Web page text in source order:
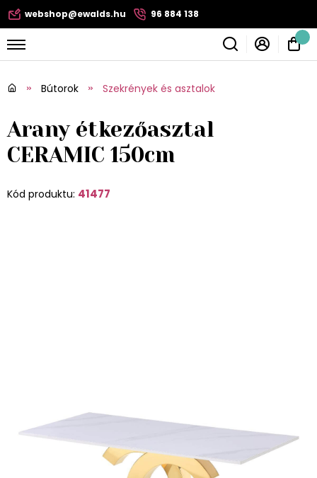
webshop@ewalds.hu 96 884 138
Bútorok Szekrények és asztalok
Arany étkezőasztal
CERAMIC 150cm
Kód produktu: 41477